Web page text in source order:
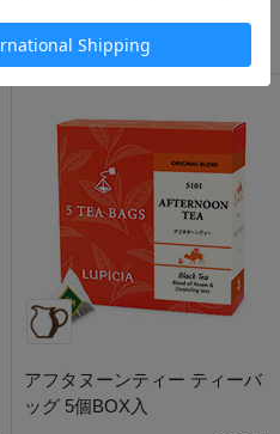
アフタヌーンティー ティーバ
ッグ 5個BOX入